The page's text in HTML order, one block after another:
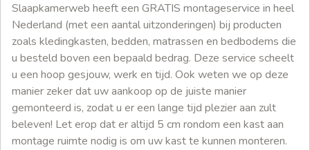
Slaapkamerweb heeft een GRATIS montageservice in heel
Nederland (met een aantal uitzonderingen) bij producten
zoals kledingkasten, bedden, matrassen en bedbodems die
u besteld boven een bepaald bedrag. Deze service scheelt
u een hoop gesjouw, werk en tijd. Ook weten we op deze
manier zeker dat uw aankoop op de juiste manier
gemonteerd is, zodat u er een lange tijd plezier aan zult
beleven! Let erop dat er altijd 5 cm rondom een kast aan
montage ruimte nodig is om uw kast te kunnen monteren.